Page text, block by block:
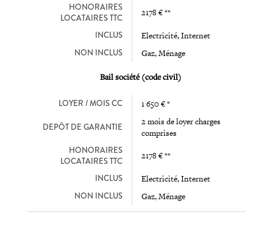
HONORAIRES
LOCATAIRES TTC
2178 € **
INCLUS Electricité, Internet
NON INCLUS Gaz, Ménage
Bail société (code civil)
LOYER / MOIS CC 1 650 € *
DEPÔT DE GARANTIE
2 mois de loyer charges
comprises
HONORAIRES
LOCATAIRES TTC
2178 € **
INCLUS Electricité, Internet
NON INCLUS Gaz, Ménage